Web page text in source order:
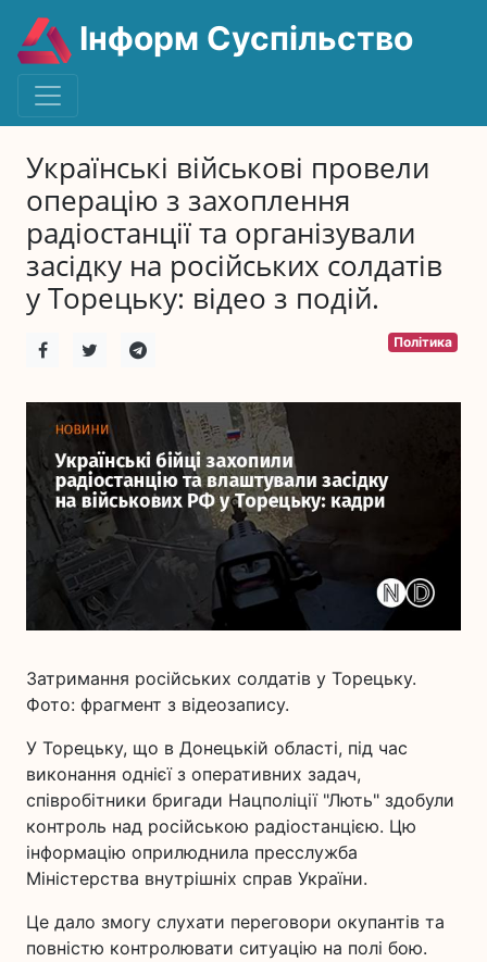
Інформ Суспільство
Українські військові провели
операцію з захоплення
радіостанції та організували
засідку на російських солдатів
у Торецьку: відео з подій.
Політика
Затримання російських солдатів у Торецьку.
Фото: фрагмент з відеозапису.
У Торецьку, що в Донецькій області, під час
виконання однієї з оперативних задач,
співробітники бригади Нацполіції "Лють" здобули
контроль над російською радіостанцією. Цю
інформацію оприлюднила пресслужба
Міністерства внутрішніх справ України.
Це дало змогу слухати переговори окупантів та
повністю контролювати ситуацію на полі бою.